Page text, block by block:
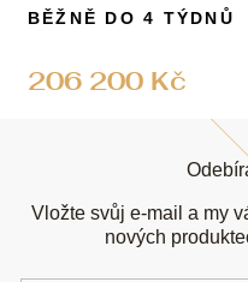
206 200 Kč
BĚŽNĚ DO 4 TÝDNŮ
Vložte svůj e-mail a my
nových